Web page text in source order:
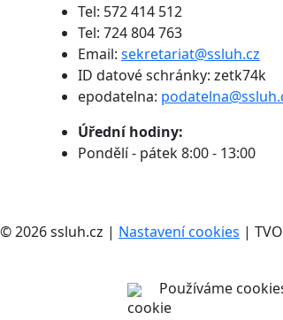
Tel: 572 414 512
Tel: 724 804 763
Email: sekretariat@ssluh.cz
ID datové schránky: zetk74k
epodatelna:
Úřední hodiny:
Pondělí - pátek 8:00 - 13:00
© 2026 ssluh.cz | Nastavení cookies |
Používáme